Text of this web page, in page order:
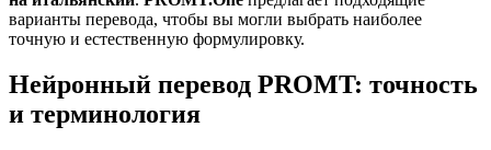
варианты перевода, чтобы вы могли выбрать наиболее
точную и естественную формулировку.
Нейронный перевод PROMT: точность
и терминология